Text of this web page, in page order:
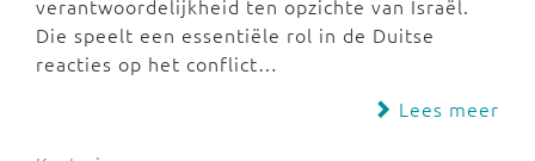
verantwoordelijkheid ten opzichte van Israël.
Die speelt een essentiële rol in de Duitse
reacties op het conflict…
Lees meer